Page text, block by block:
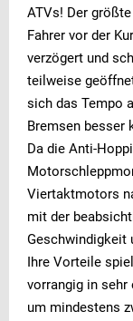
ATVs! Der
Fahrer vor der
verzögert und
teilweise
sich das Tempo
Bremsen besser
Da die Anti-
Viertaktmotors
mit der
Geschwindigkeit
Ihre Vorteile
vorrangig in sehr
um mindestens